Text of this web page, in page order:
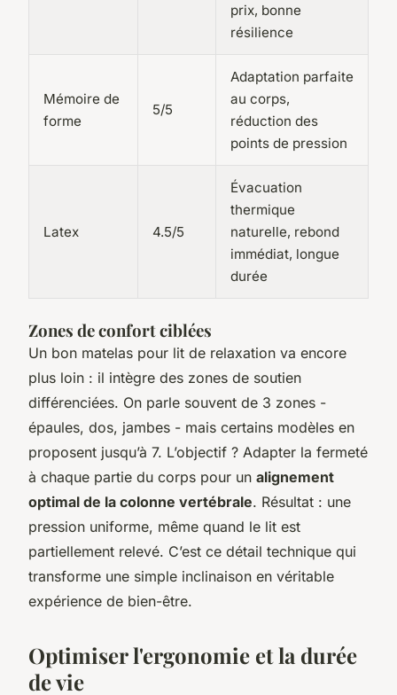
prix, bonne
résilience
Mémoire de
forme
5/5
Adaptation parfaite
au corps,
réduction des
points de pression
Latex 4.5/5
Évacuation
thermique
naturelle, rebond
immédiat, longue
durée
Zones de confort ciblées
Un bon matelas pour lit de relaxation va encore
plus loin : il intègre des zones de soutien
différenciées. On parle souvent de 3 zones -
épaules, dos, jambes - mais certains modèles en
proposent jusqu’à 7. L’objectif ? Adapter la fermeté
à chaque partie du corps pour un alignement
optimal de la colonne vertébrale. Résultat : une
pression uniforme, même quand le lit est
partiellement relevé. C’est ce détail technique qui
transforme une simple inclinaison en véritable
expérience de bien-être.
Optimiser l'ergonomie et la durée
de vie